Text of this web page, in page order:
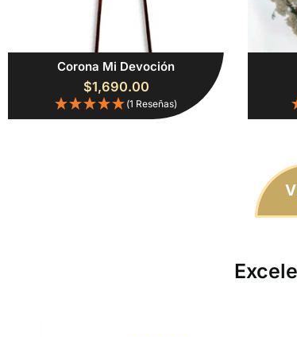
Corona Mi Devoción
$1,690.00
(1 Reseñas)